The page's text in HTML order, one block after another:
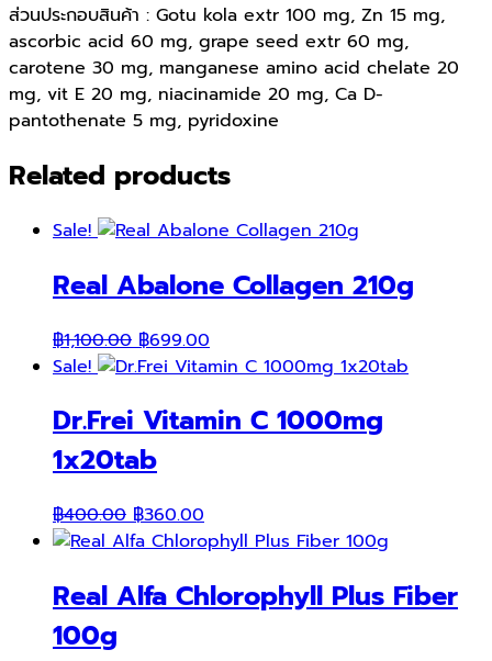
ส่วนประกอบสินค้า : Gotu kola extr 100 mg, Zn 15 mg,
ascorbic acid 60 mg, grape seed extr 60 mg,
carotene 30 mg, manganese amino acid chelate 20
mg, vit E 20 mg, niacinamide 20 mg, Ca D-
pantothenate 5 mg, pyridoxine
Related products
Sale!
Real Abalone Collagen 210g
฿1,100.00 Original
price
฿1,100.00.
฿699.00
price
฿699.00.
Sale!
Dr.Frei Vitamin C 1000mg
1x20tab
฿400.00 Original
price
฿400.00.
฿360.00
price
฿360.00.
Real Alfa Chlorophyll Plus Fiber
100g